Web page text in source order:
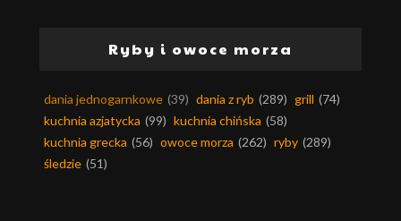
Ryby i owoce morza
dania jednogarnkowe (39) dania z ryb (289) grill (74)
kuchnia azjatycka (99) kuchnia chińska (58)
kuchnia grecka (56) owoce morza (262) ryby (289)
śledzie (51)